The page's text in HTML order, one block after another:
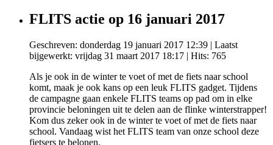
FLITS actie op 16 januari 2017
Geschreven: donderdag 19 januari 2017 12:39 | Laatst
bijgewerkt: vrijdag 31 maart 2017 18:17 | Hits: 765
Als je ook in de winter te voet of met de fiets naar school
komt, maak je ook kans op een leuk FLITS gadget. Tijdens
de campagne gaan enkele FLITS teams op pad om in elke
provincie beloningen uit te delen aan de flinke winterstrapper!
Kom dus zeker ook in de winter te voet of met de fiets naar
school. Vandaag wist het FLITS team van onze school deze
fietsers te belonen.